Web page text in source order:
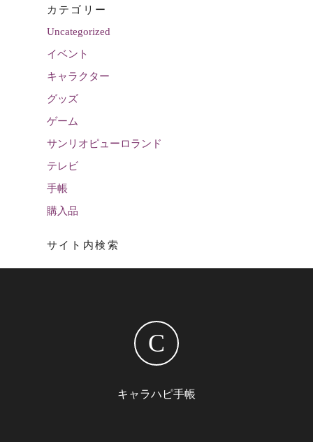
カテゴリー
Uncategorized
イベント
キャラクター
グッズ
ゲーム
サンリオピューロランド
テレビ
手帳
購入品
サイト内検索
C
キャラハピ手帳